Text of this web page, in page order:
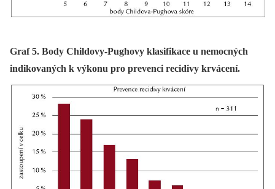
Graf 5. Body Childovy-Pughovy klasifikace u nemocných
indikovaných k výkonu pro prevenci recidivy krvácení.